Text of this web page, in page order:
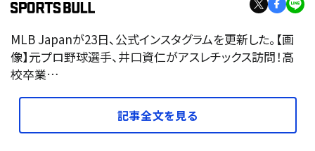
MLB Japanが23日、公式インスタグラムを更新した。【画
像】元プロ野球選手、井口資仁がアスレチックス訪問！高
校卒業…
記事全文を見る